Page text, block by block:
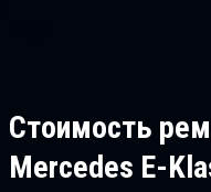
Стоимость
Mercedes E-